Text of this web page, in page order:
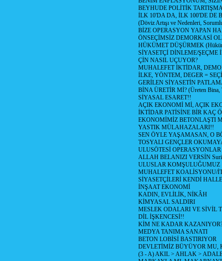
BEYHUDE POLİTİK
İLK 10'DA DA, İLK 100'DE DE
(Döviz Artışı ve Nedenleri,
BİZE OPERASYON YAPAN
ÖNSEÇİMSİZ DEMORKASİ
HÜKÜMET DÜŞÜRMEK
SİYASETÇİ DİNLEME/ŞEÇME
ÇİN NASIL UÇUYOR?
MUHALEFET İKTİDAR,
İLKE, YÖNTEM, DEGER =
GERİLEN SİYASETİN
BİNA ÜRETİR Mİ? (Üreten Bina,
SİYASAL ESARET!!
AÇIK EKONOMİ Mİ, AÇIK
İKTİDAR PATİSİNE BİR KAÇ
EKONOMİMİZ BETONLAŞTI
YASTIK MÜLAHAZALARI!!
SEN ÖYLE YAŞAMASAN, O
TOSYALI GENÇLER
ULUSÖTESİ OPERASYONLAR
ALLAH BELANIZI VERSİN
ULUSLAR KOMŞULUĞUMUZ
MUHALEFET KOALİSYONU/
SİYASETÇİLERİ KENDİ
İNŞAAT EKONOMİ
KADIN, EVLİLİK, NİKÂH
KİMYASAL SALDIRI
MESLEK ODALARI VE SİVİL
DİL İŞKENCESİ!!
KİM NE KADAR
MEDYA TANIMA SANATI
BETON LOBİSİ BASTIRIYOR
DEVLETİMİZ BÜYÜYOR MU,
(3 - A) AKIL > AHLAK >